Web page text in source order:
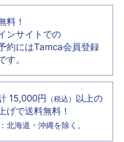
料！
ンサイトでの
約にはTamca会員登録
す。
15,000円 （税込） 以上の
げで送料無料！
北海道・沖縄を除く。